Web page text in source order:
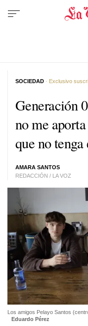
Generación
no me
que no
AMARA SANTOS
REDACCIÓN / LA VOZ
SOCIEDAD · Exclusivo
Los amigos Pelayo Santos
Eduardo Pérez